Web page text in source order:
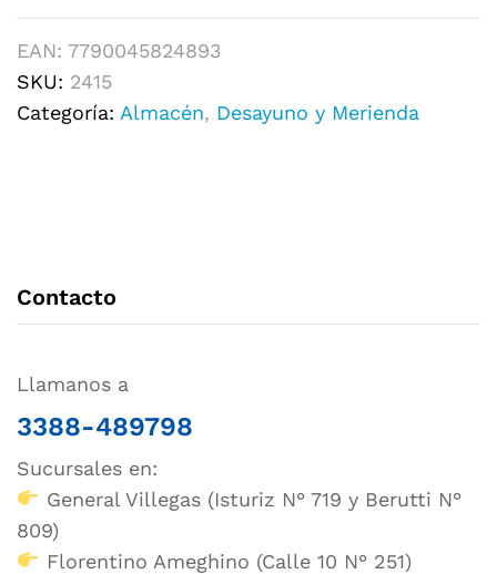
EAN: 7790045824893
SKU: 2415
Categoría: Almacén, Desayuno y Merienda
Contacto
Llamanos a
3388-489798
Sucursales en:
General Villegas (Isturiz N° 719 y Berutti N°
809)
Florentino Ameghino (Calle 10 N° 251)